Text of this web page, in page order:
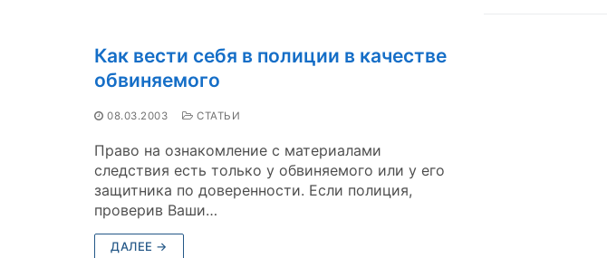
Как вести себя в полиции в качестве
обвиняемого
08.03.2003 СТАТЬИ
Право на ознакомление с материалами
следствия есть только у обвиняемого или у его
защитника по доверенности. Если полиция,
проверив Ваши…
ДАЛЕЕ →